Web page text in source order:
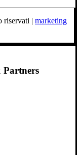
riservati | marketing